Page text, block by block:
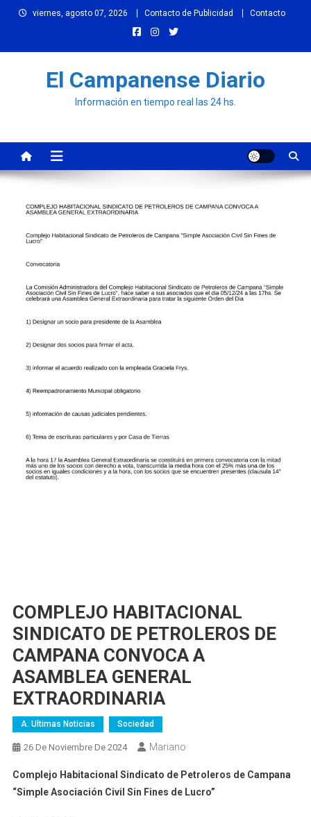
viernes, agosto 07, 2026 Contacto de Publicidad Contacto
El Campanense Diario
Información en tiempo real las 24 hs.
COMPLEJO HABITACIONAL
SINDICATO DE PETROLEROS DE
CAMPANA CONVOCA A
ASAMBLEA GENERAL
EXTRAORDINARIA
A. Ultimas Noticias Sociedad
26 De Noviembre De 2024 Mariano
Complejo Habitacional Sindicato de Petroleros de Campana
“Simple Asociación Civil Sin Fines de Lucro”